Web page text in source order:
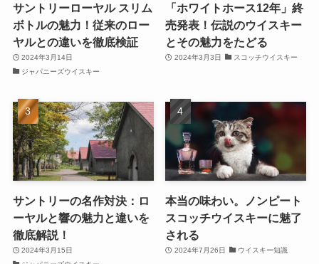
サントリーローヤル スリム
ボトルの魅力！従来のロー
ヤルとの違いを徹底検証
2024年3月14日
ジャパニーズウイスキー
「ホワイトホース12年」終
売発表！伝説のウイスキー
とその魅力をたどる
2024年3月3日 スコッチウイスキー
サントリーの名作対決：ロ
ーヤルと響の魅力と違いを
徹底解説！
2024年3月15日
本当の味わい。ノンピート
スコッチウイスキーに魅了
される
2024年7月26日 ウイスキー知識